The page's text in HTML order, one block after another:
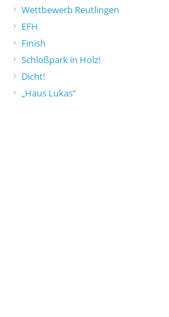
Wettbewerb Reutlingen
EFH
Finish
Schloßpark in Holz!
Dicht!
„Haus Lukas“